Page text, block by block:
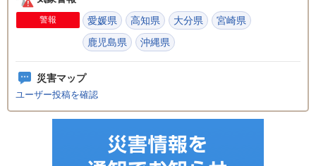
警報 愛媛県 高知県 大分県
宮崎県
鹿児島県
沖縄県
災害マップ
ユーザー投稿を確認